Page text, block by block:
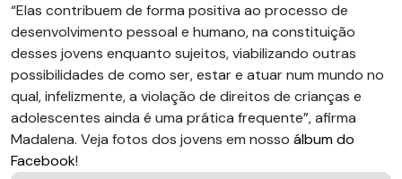
“Elas contribuem de forma positiva ao processo de
desenvolvimento pessoal e humano, na constituição
desses jovens enquanto sujeitos, viabilizando outras
possibilidades de como ser, estar e atuar num mundo no
qual, infelizmente, a violação de direitos de crianças e
adolescentes ainda é uma prática frequente”, afirma
Madalena. Veja fotos dos jovens em nosso álbum do
Facebook!